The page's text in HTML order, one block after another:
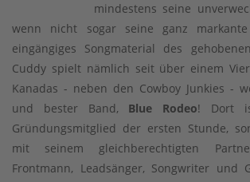
mindestens seine
wenn nicht sogar seine ganz
eingängiges Songmaterial des
Cuddy spielt nämlich seit über einem
Kanadas - neben den Cowboy Junkies -
und bester Band, Blue Rodeo! Dort
Gründungsmitglied der ersten Stunde,
mit seinem gleichberechtigten
Frontmann, Leadsänger, Songwriter und